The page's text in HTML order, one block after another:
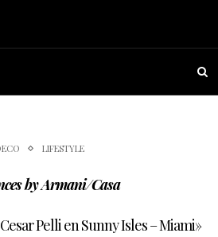
LIFESTYLE
by Armani/Casa
Pelli en Sunny Isles – Miami»